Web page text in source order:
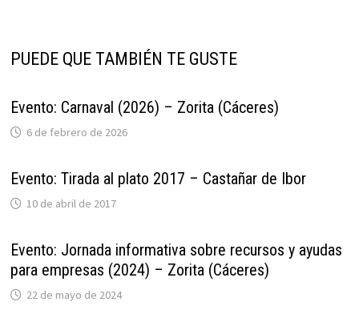
PUEDE QUE TAMBIÉN TE GUSTE
Evento: Carnaval (2026) – Zorita (Cáceres)
6 de febrero de 2026
Evento: Tirada al plato 2017 – Castañar de Ibor
10 de abril de 2017
Evento: Jornada informativa sobre recursos y ayudas
para empresas (2024) – Zorita (Cáceres)
22 de mayo de 2024